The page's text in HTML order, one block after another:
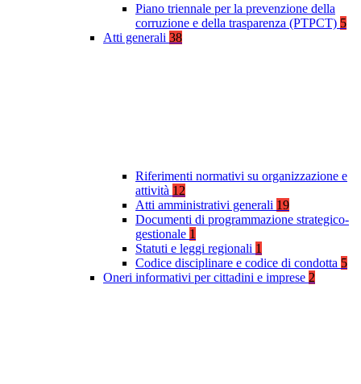
Piano triennale per la prevenzione della
corruzione e della trasparenza (PTPCT) 5
Atti generali 38
Riferimenti normativi su organizzazione e
attività 12
Atti amministrativi generali 19
Documenti di programmazione strategico-
gestionale 1
Statuti e leggi regionali 1
Codice disciplinare e codice di condotta 5
Oneri informativi per cittadini e imprese 2